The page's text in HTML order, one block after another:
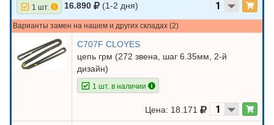
1 шт. 16.890 (1-2 дня)
Варианты замен на нашем и других складах (2)
C707F CLOYES
цепь грм (272 звена, шаг 6.35мм, 2-й
дизайн)
1 шт. в наличии
Цена: 18.171